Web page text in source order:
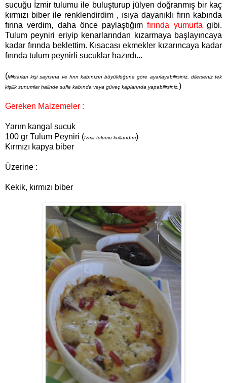
sucuğu İzmir tulumu ile buluşturup jülyen doğranmış bir kaç
kırmızı biber ile renklendirdim , ısıya dayanıklı fırın kabında
fırına verdim, daha önce paylaştığımfırında yumurta gibi.
Tulum peyniri eriyip kenarlarından kızarmaya başlayıncaya
kadar fırında beklettim. Kısacası ekmekler kızarıncaya kadar
fırında tulum peynirli sucuklar hazırdı...
(Miktarları kişi sayısına ve fırın kabınızın büyüklüğüne göre ayarlayabilirsiniz, dilerseniz tek
kişilik sunumlar halinde sufle kabında veya güveç kaplarında yapabilirsiniz.)
Gereken Malzemeler :
Yarım kangal sucuk
100 gr Tulum Peyniri (İzmir tulumu kullandım)
Kırmızı kapya biber
Üzerine :
Kekik, kırmızı biber